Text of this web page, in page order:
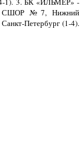
СШОР №7, Нижний
Петербург (1-4).